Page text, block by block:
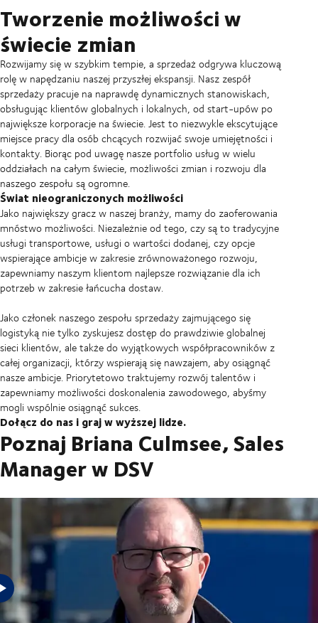
Tworzenie możliwości w
świecie zmian
Rozwijamy się w szybkim tempie, a sprzedaż odgrywa kluczową
rolę w napędzaniu naszej przyszłej ekspansji. Nasz zespół
sprzedaży pracuje na naprawdę dynamicznych stanowiskach,
obsługując klientów globalnych i lokalnych, od start-upów po
największe korporacje na świecie. Jest to niezwykle ekscytujące
miejsce pracy dla osób chcących rozwijać swoje umiejętności i
kontakty. Biorąc pod uwagę nasze portfolio usług w wielu
oddziałach na całym świecie, możliwości zmian i rozwoju dla
naszego zespołu są ogromne.
Świat nieograniczonych możliwości
Jako największy gracz w naszej branży, mamy do zaoferowania
mnóstwo możliwości. Niezależnie od tego, czy są to tradycyjne
usługi transportowe, usługi o wartości dodanej, czy opcje
wspierające ambicje w zakresie zrównoważonego rozwoju,
zapewniamy naszym klientom najlepsze rozwiązanie dla ich
potrzeb w zakresie łańcucha dostaw.
Jako członek naszego zespołu sprzedaży zajmującego się
logistyką nie tylko zyskujesz dostęp do prawdziwie globalnej
sieci klientów, ale także do wyjątkowych współpracowników z
całej organizacji, którzy wspierają się nawzajem, aby osiągnąć
nasze ambicje. Priorytetowo traktujemy rozwój talentów i
zapewniamy możliwości doskonalenia zawodowego, abyśmy
mogli wspólnie osiągnąć sukces.
Dołącz do nas i graj w wyższej lidze.
Poznaj Briana Culmsee, Sales
Manager w DSV